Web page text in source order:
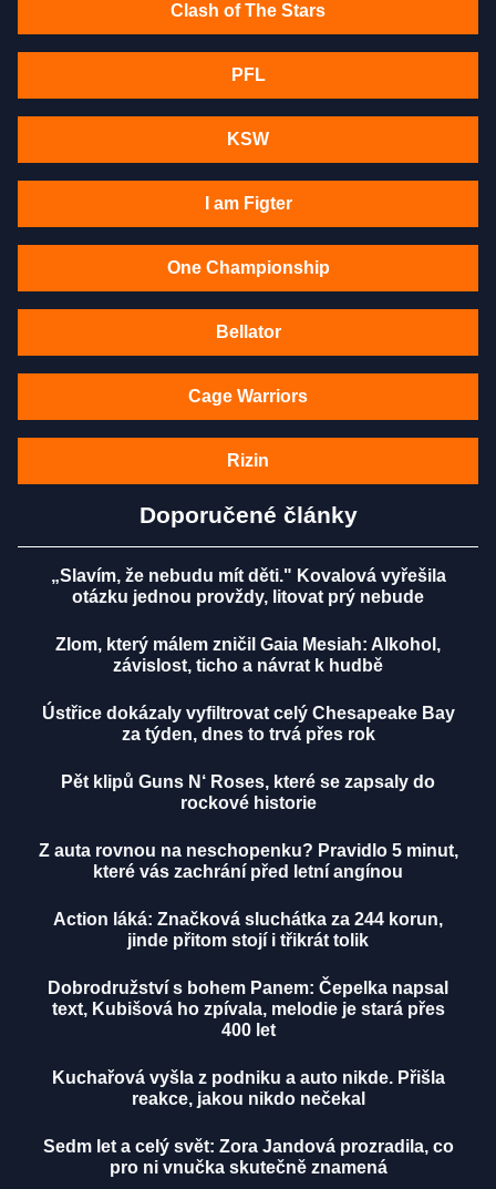
Clash of The Stars
PFL
KSW
I am Figter
One Championship
Bellator
Cage Warriors
Rizin
Doporučené články
„Slavím, že nebudu mít děti." Kovalová vyřešila
otázku jednou provždy, litovat prý nebude
Zlom, který málem zničil Gaia Mesiah: Alkohol,
závislost, ticho a návrat k hudbě
Ústřice dokázaly vyfiltrovat celý Chesapeake Bay
za týden, dnes to trvá přes rok
Pět klipů Guns N‘ Roses, které se zapsaly do
rockové historie
Z auta rovnou na neschopenku? Pravidlo 5 minut,
které vás zachrání před letní angínou
Action láká: Značková sluchátka za 244 korun,
jinde přitom stojí i třikrát tolik
Dobrodružství s bohem Panem: Čepelka napsal
text, Kubišová ho zpívala, melodie je stará přes
400 let
Kuchařová vyšla z podniku a auto nikde. Přišla
reakce, jakou nikdo nečekal
Sedm let a celý svět: Zora Jandová prozradila, co
pro ni vnučka skutečně znamená